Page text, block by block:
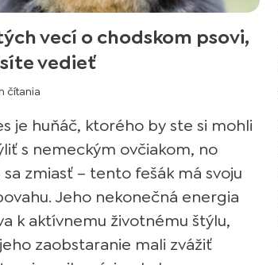
vecí o chodskom psovi,
vedieť
čítania
je huňáč, ktorého by ste si mohli
s nemeckým ovčiakom, no
zmiasť – tento fešák má svoju
Jeho nekonečná energia
k aktívnemu životnému štýlu,
zaobstaranie mali zvážiť